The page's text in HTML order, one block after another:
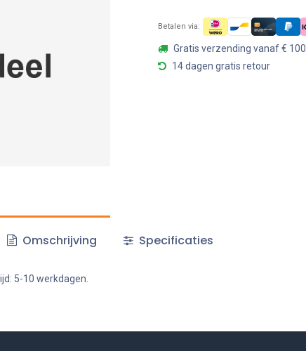
Betalen via:
Gratis verzending vanaf € 100
14 dagen gratis retour
Omschrijving Specificaties
5-10 werkdagen.